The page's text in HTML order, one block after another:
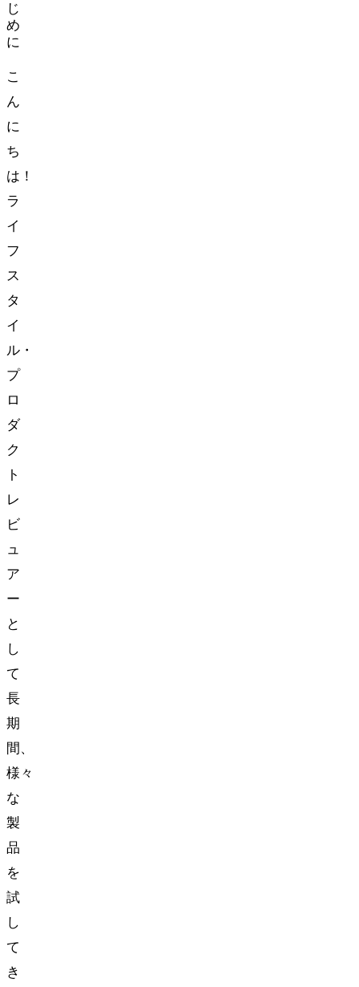
じ
め
に
こ
ん
に
ち
は！
ラ
イ
フ
ス
タ
イ
ル・
プ
ロ
ダ
ク
ト
レ
ビ
ュ
ア
ー
と
し
て
長
期
間、
様々
な
製
品
を
試
し
て
き